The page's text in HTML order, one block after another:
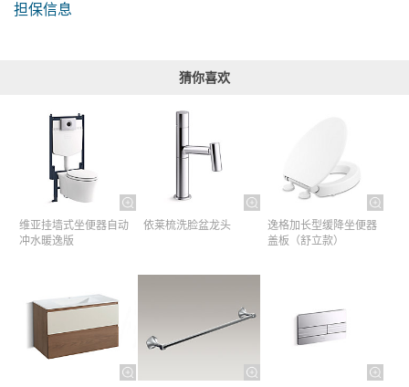
担保信息
猜你喜欢
维亚挂墙式坐便器自动
冲水暖逸版
依莱梳洗脸盆龙头
逸格加长型缓降坐便器
盖板（舒立款）